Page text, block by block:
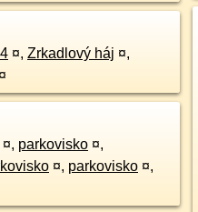
¤, Zrkadlový háj ¤,
¤
¤, parkovisko ¤,
¤, parkovisko ¤,